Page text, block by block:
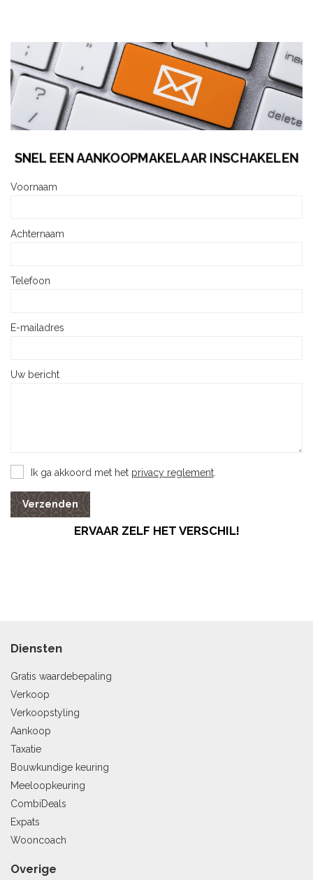
SNEL EEN AANKOOPMAKELAAR INSCHAKELEN
Voornaam
Achternaam
Telefoon
E-mailadres
Uw bericht
Ik ga akkoord met het privacy reglement.
Verzenden
ERVAAR ZELF HET VERSCHIL!
Diensten
Gratis waardebepaling
Verkoop
Verkoopstyling
Aankoop
Taxatie
Bouwkundige keuring
Meeloopkeuring
CombiDeals
Expats
Wooncoach
Overige